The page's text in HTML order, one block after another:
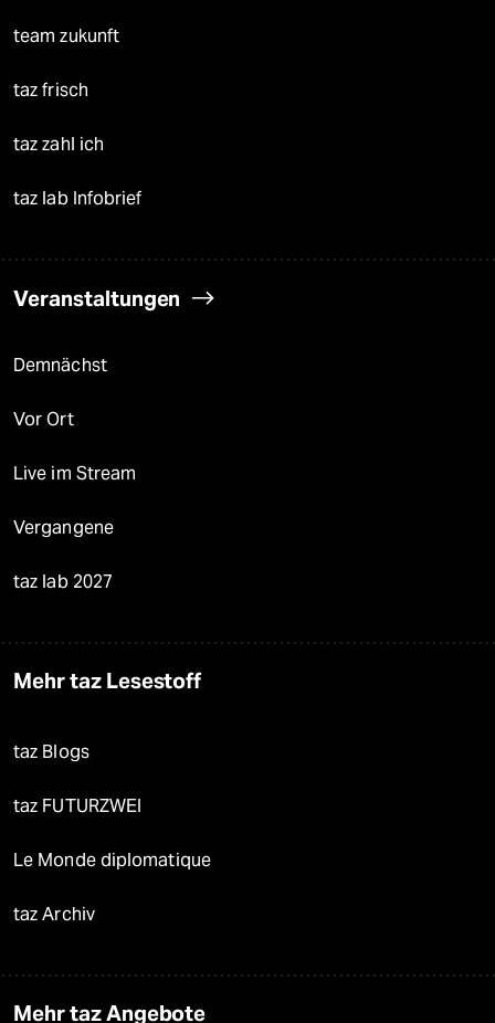
team zukunft
taz frisch
taz zahl ich
taz lab Infobrief
Veranstaltungen
Demnächst
Vor Ort
Live im Stream
Vergangene
taz lab 2027
Mehr taz Lesestoff
taz Blogs
taz FUTURZWEI
Le Monde diplomatique
taz Archiv
Mehr taz Angebote